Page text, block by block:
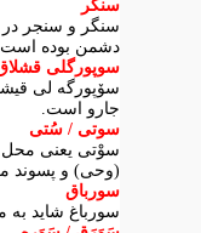
سنگر
سنگر و سنجر
دشمن بوده است.
سوپورگلی
سۆپورگه لی
جارو است.
سوتی / سُتی
سوْتی یعنی محل
(وحی) و پسوند
سورباق
سورباغ شاید به